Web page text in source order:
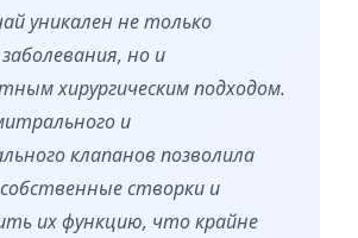
уникален не только
но и
хирургическим подходом.
и
клапанов позволила
створки и
их функцию, что крайне